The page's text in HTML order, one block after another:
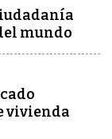
mundo
vivienda